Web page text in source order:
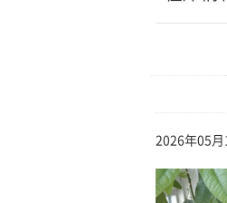
2026年05月